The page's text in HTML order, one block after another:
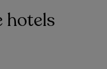
hotels